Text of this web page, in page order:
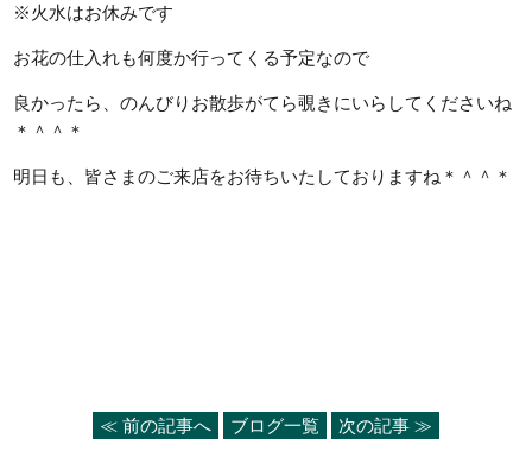
※火水はお休みです
お花の仕入れも何度か行ってくる予定なので
良かったら、のんびりお散歩がてら覗きにいらしてくださいね
＊＾＾＊
明日も、皆さまのご来店をお待ちいたしておりますね＊＾＾＊
≪ 前の記事へ ブログ一覧 次の記事 ≫